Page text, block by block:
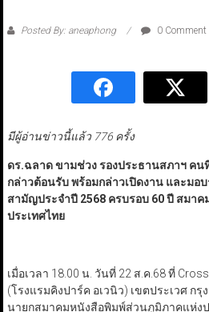
Posted By: aneaphong 0 Comment
มีผู้อ่านข่าวนี้แล้ว 776 ครั้ง
ดร.ฉลาด ขามช่วง รองประธานสภาฯ คน
กล่าวต้อนรับ พร้อมกล่าวเปิดงาน และมอ
สามัญประจำปี 2568ครบรอบ 60ปี สมาค
ประเทศไทย
เมื่อเวลา 18.00 น. วันที่ 22 ส.ค.68 ที่
(โรงแรมคิงปาร์ค อเวนิว) เขตประเวศ ก
นายกสมาคมหนังสือพิมพ์ส่วนภูมิภาคแห่งป